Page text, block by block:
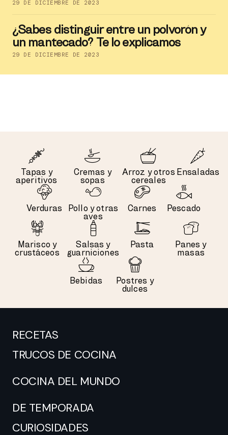
29 DE DICIEMBRE DE 2023
¿Sabes distinguir entre un polvorón y
un mantecado? Te lo explicamos
29 DE DICIEMBRE DE 2023
Tapas y
aperitivos
Cremas y
sopas
Arroz y otros
cereales
Ensaladas
Verduras
Pollo y otras
aves
Carnes Pescado
Marisco y
crustáceos
Salsas y
guarniciones
Pasta
Panes y
masas
Bebidas
Postres y
dulces
RECETAS
TRUCOS DE COCINA
COCINA DEL MUNDO
DE TEMPORADA
CURIOSIDADES